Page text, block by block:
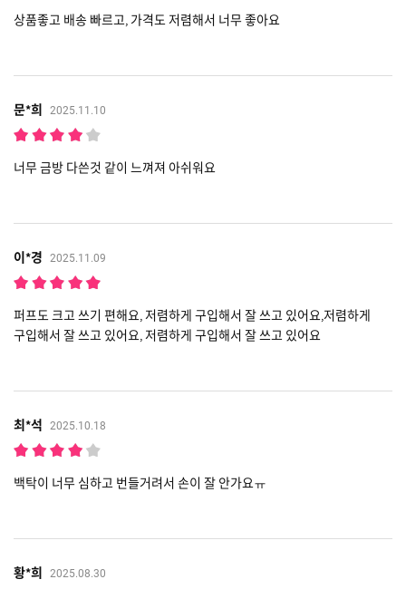
상품좋고 배송 빠르고, 가격도 저렴해서 너무 좋아요
문*희 2025.11.10
너무 금방 다쓴것 같이 느껴져 아쉬워요
이*경 2025.11.09
퍼프도 크고 쓰기 편해요, 저렴하게 구입해서 잘 쓰고 있어요,저렴하게
구입해서 잘 쓰고 있어요, 저렴하게 구입해서 잘 쓰고 있어요
최*석 2025.10.18
백탁이 너무 심하고 번들거려서 손이 잘 안가요ㅠ
황*희 2025.08.30